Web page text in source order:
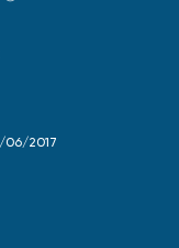
06/2017